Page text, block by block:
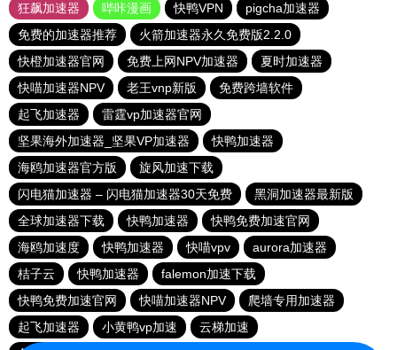
狂飙加速器
哔咔漫画 快鸭VPN
pigcha加速器
免费的加速器推荐
火箭加速器永久免费版2.2.0
快橙加速器官网
免费上网NPV加速器
夏时加速器
快喵加速器NPV
老王vnp新版
免费跨墙软件
起飞加速器
雷霆vp加速器官网
坚果海外加速器_坚果VP加速器
快鸭加速器
海鸥加速器官方版
旋风加速下载
闪电猫加速器 – 闪电猫加速器30天免费
黑洞加速器最新版
全球加速器下载
快鸭加速器
快鸭免费加速官网
海鸥加速度
快鸭加速器 快喵vpv
aurora加速器
桔子云
快鸭加速器
falemon加速下载
快鸭免费加速官网
快喵加速器NPV
爬墙专用加速器
起飞加速器
小黄鸭vp加速
云梯加速